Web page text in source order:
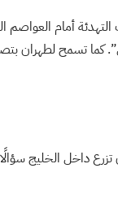
أمام العواصم
كما تسمح لطهران
تزرع داخل الخليج